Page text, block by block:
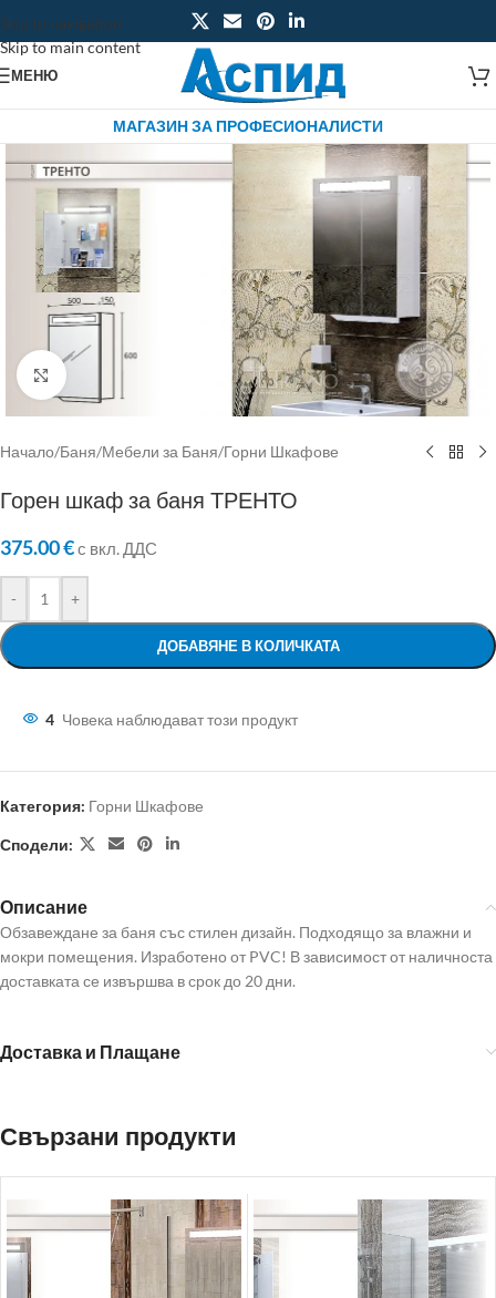
Skip to navigation
Skip to main content
МЕНЮ
МАГАЗИН ЗА ПРОФЕСИОНАЛИСТИ
Click to enlarge
Начало/Баня/Мебели за Баня/Горни Шкафове
Горен шкаф за баня ТРЕНТО
375.00€с вкл. ДДС
- +
ДОБАВЯНЕ В КОЛИЧКАТА
4 Човека наблюдават този продукт
Категория: Горни Шкафове
Сподели:
Описание
Обзавеждане за баня със стилен дизайн. Подходящо за влажни и
мокри помещения. Изработено от PVC! В зависимост от наличноста
доставката се извършва в срок до 20 дни.
Доставка и Плащане
Свързани продукти